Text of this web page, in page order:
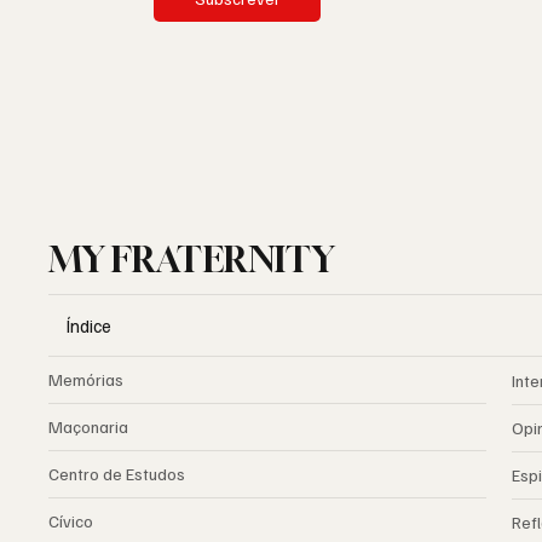
MY FRATERNITY
Índice
Memórias
Maçonaria
Centro de Estudos
Cívico